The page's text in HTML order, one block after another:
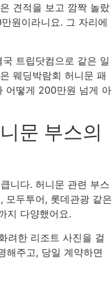
견적을 보고 깜짝 놀랐
원이라니요. 그 자리에
트립닷컴으로 같은 일
웨딩박람회 허니문 패
어떻게 200만원 넘게 아
문 부스의
니다. 허니문 관련 부스
모두투어, 롯데관광 같은
지 다양했어요.
려한 리조트 사진을 걸
해주고, 당일 계약하면